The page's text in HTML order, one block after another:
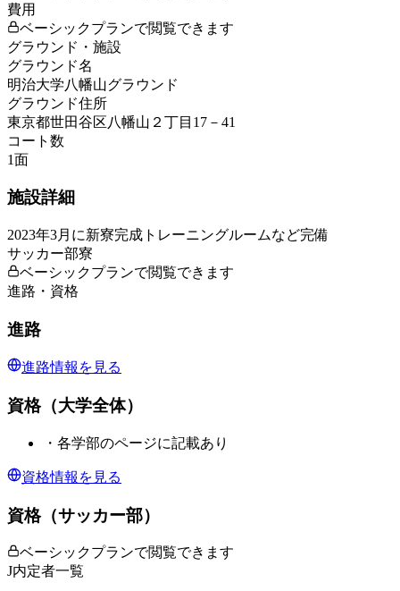
費用
ベーシックプランで閲覧できます
グラウンド・施設
グラウンド名
明治大学八幡山グラウンド
グラウンド住所
東京都世田谷区八幡山２丁目17－41
コート数
1面
施設詳細
2023年3月に新寮完成トレーニングルームなど完備
サッカー部寮
ベーシックプランで閲覧できます
進路・資格
進路
進路情報を見る
資格（大学全体）
・ 各学部のページに記載あり
資格情報を見る
資格（サッカー部）
ベーシックプランで閲覧できます
J内定者一覧